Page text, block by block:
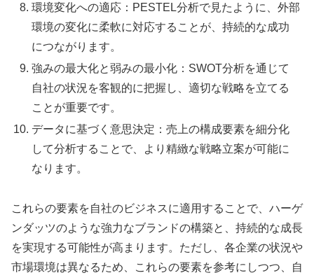
環境変化への適応：PESTEL分析で見たように、外部
環境の変化に柔軟に対応することが、持続的な成功
につながります。
強みの最大化と弱みの最小化：SWOT分析を通じて
自社の状況を客観的に把握し、適切な戦略を立てる
ことが重要です。
データに基づく意思決定：売上の構成要素を細分化
して分析することで、より精緻な戦略立案が可能に
なります。
これらの要素を自社のビジネスに適用することで、ハーゲ
ンダッツのような強力なブランドの構築と、持続的な成長
を実現する可能性が高まります。ただし、各企業の状況や
市場環境は異なるため、これらの要素を参考にしつつ、自